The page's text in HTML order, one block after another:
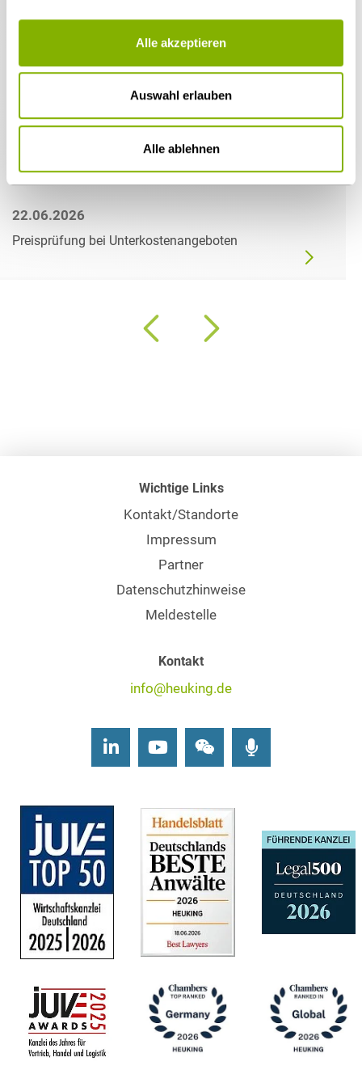
Alle akzeptieren
Auswahl erlauben
Alle ablehnen
22.06.2026
Preisprüfung bei Unterkostenangeboten
Wichtige Links
Kontakt/Standorte
Impressum
Partner
Datenschutzhinweise
Meldestelle
Kontakt
info@heuking.de
LinkedInYoutubeWechat